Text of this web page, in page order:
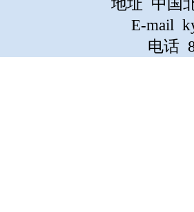
地址 中国
E-mail
电话